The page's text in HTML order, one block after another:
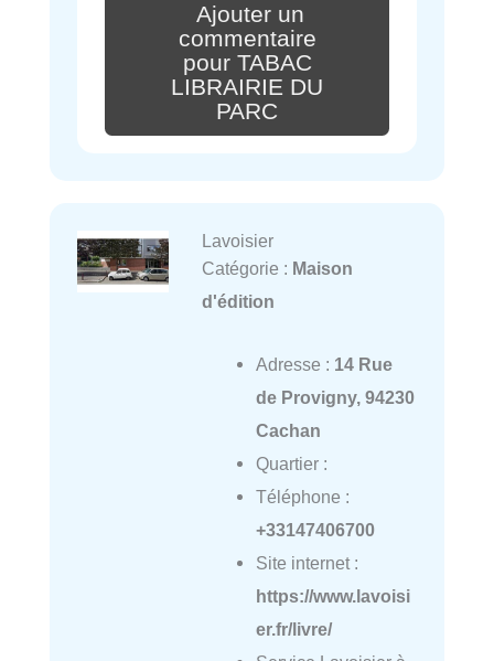
Ajouter un
commentaire
pour TABAC
LIBRAIRIE DU
PARC
Lavoisier
Catégorie : Maison
d'édition
Adresse : 14 Rue
de Provigny, 94230
Cachan
Quartier :
Téléphone :
+33147406700
Site internet :
https://www.lavoisi
er.fr/livre/